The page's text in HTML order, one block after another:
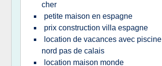
cher
petite maison en espagne
prix construction villa espagne
location de vacances avec piscine
nord pas de calais
location maison monde